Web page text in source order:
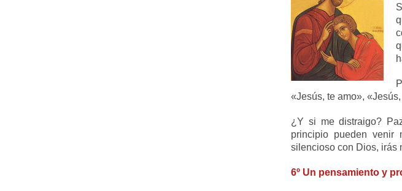
«Jesús, te amo»,
¿Y si me distraigo?
principio pueden venir
silencioso con Dios, irás
6º Un pensamiento y